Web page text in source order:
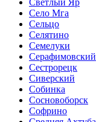
Село Мга
Сельцо
Селятино
Семелуки
Серафимовский
Сестрорецк
Сиверский
Собинка
Сосновоборск
Софрино